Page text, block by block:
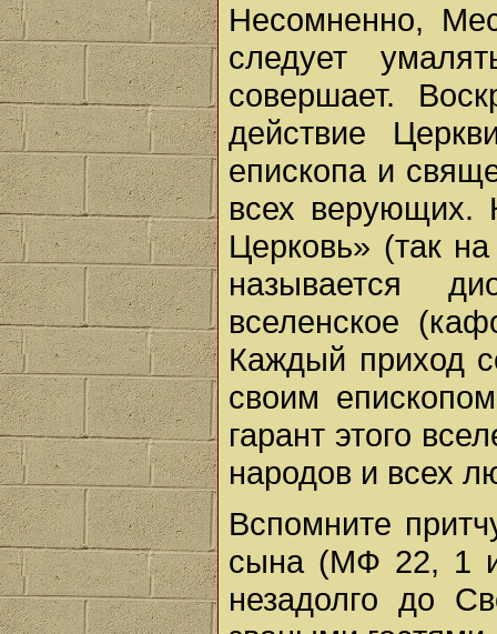
Несомненно,
следует
совершает.
действие
епископа и
всех верующих.
Церковь» (так
называется
вселенское
Каждый приход
своим
гарант этого
народов и всех
Вспомните
сына (МФ 22, 1 и
незадолго до